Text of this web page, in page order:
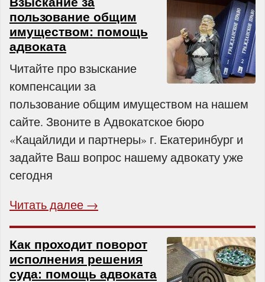
пользование общим
имуществом: помощь
адвоката
Читайте про взыскание
компенсации за
пользование общим имуществом на нашем
сайте. Звоните в Адвокатское бюро
«Кацайлиди и партнеры» г. Екатеринбург и
задайте Ваш вопрос нашему адвокату уже
сегодня
Читать далее →
Как проходит поворот
исполнения решения
суда: помощь адвоката